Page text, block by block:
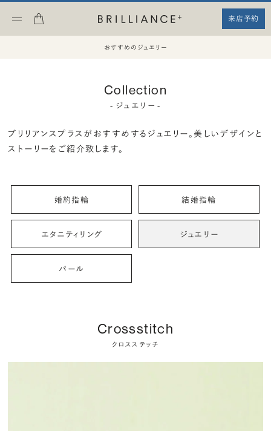
来店予約
おすすめのジュエリー
Collection
- ジュエリー -
ブリリアンスプラスがおすすめするジュエリー。 美しいデザインと
ストーリーをご紹介致します。
婚約指輪 結婚指輪
エタニティリング ジュエリー
パール
Crossstitch
クロスステッチ